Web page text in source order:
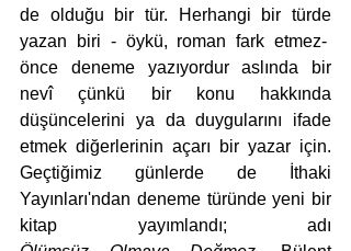
de olduğu bir tür. Herhangi bir türde
yazan biri - öykü, roman fark etmez-
önce deneme yazıyordur aslında bir
nevî çünkü bir konu hakkında
düşüncelerini ya da duygularını ifade
etmek diğerlerinin açarı bir yazar için.
Geçtiğimiz günlerde de İthaki
Yayınları'ndan deneme türünde yeni bir